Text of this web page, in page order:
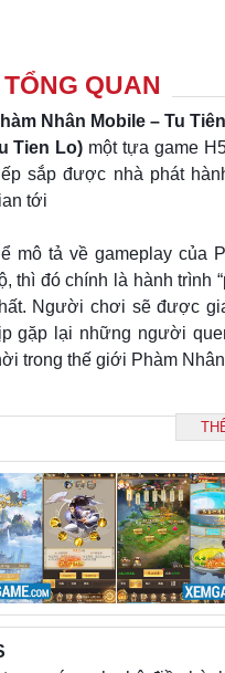
TỔNG QUAN
Nhân Mobile – Tu
Tien Lo) một tựa game
sắp được nhà phát
tới
mô tả về gameplay của
thì đó chính là hành trình
Người chơi sẽ được
gặp lại những người
trong thế giới Phàm
đó Phàm Nhân Mobile:
chơi sẽ lần lượt trải
khai phá linh căn, độ
song tu đạo lữ… một
một cú click là nhân vật
đoạn cày cuốc, khiêu
chính của bạn chỉ là tập
năng đa dạng khác.
những trải nghiệm nguy